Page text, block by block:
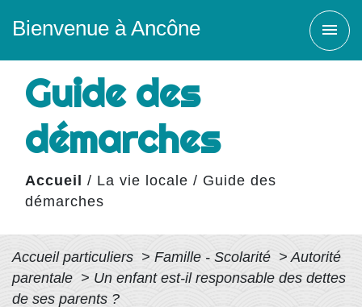
Bienvenue à Ancône menu
Guide des
démarches
Accueil / La vie locale / Guide des
démarches
Accueil particuliers > Famille - Scolarité > Autorité
parentale > Un enfant est-il responsable des dettes
de ses parents ?